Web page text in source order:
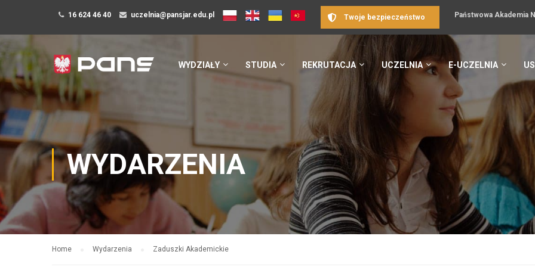
16 624 46 40 uczelnia@pansjar.edu.pl Państwowa Akademia
Twoje bezpieczeństwo
WYDZIAŁY STUDIA REKRUTACJA UCZELNIA E-UCZELNIA
WYDARZENIA
Home Wydarzenia Zaduszki Akademickie